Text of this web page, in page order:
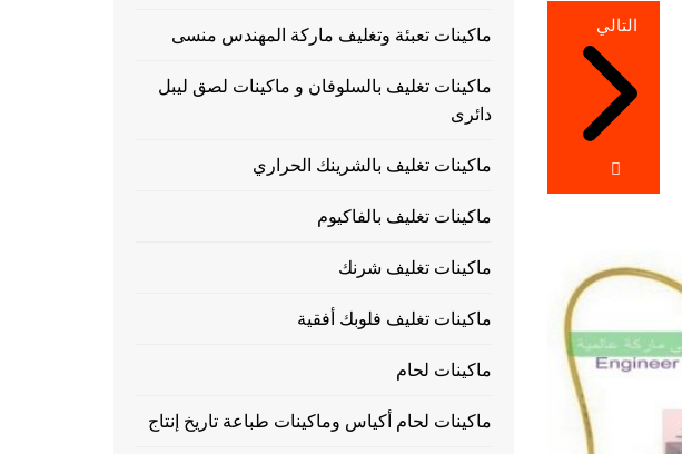
التالي
ماكينات تعبئة وتغليف ماركة المهندس منسى
ماكينات تغليف بالسلوفان و ماكينات لصق ليبل
دائرى
ماكينات تغليف بالشرينك الحراري
ماكينات تغليف بالفاكيوم
ماكينات تغليف شرنك
ماكينات تغليف فلوبك أفقية
ماكينات لحام
ماكينات لحام أكياس وماكينات طباعة تاريخ إنتاج